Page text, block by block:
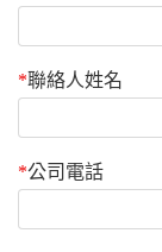
*聯絡人姓名
*公司電話